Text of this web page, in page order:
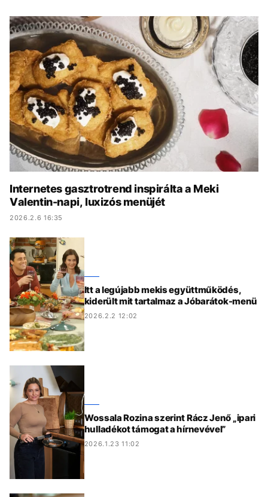
ÉLETMÓD DESIGN
BESZÉLGETÉSEK ARCOK
VIDEÓ TÖRTÉNETEK
GASZTRO
Internetes gasztrotrend inspirálta a Meki
Valentin-napi, luxizós menüjét
2026.2.6 16:35
Itt a legújabb mekis együttműködés,
kiderült mit tartalmaz a Jóbarátok-menü
2026.2.2 12:02
Wossala Rozina szerint Rácz Jenő „ipari
hulladékot támogat a hírnevével”
2026.1.23 11:02